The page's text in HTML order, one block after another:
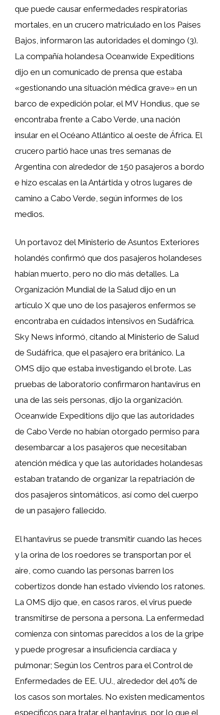
que puede causar enfermedades respiratorias
mortales, en un crucero matriculado en los Países
Bajos, informaron las autoridades el domingo (3).
La compañía holandesa Oceanwide Expeditions
dijo en un comunicado de prensa que estaba
«gestionando una situación médica grave» en un
barco de expedición polar, el MV Hondius, que se
encontraba frente a Cabo Verde, una nación
insular en el Océano Atlántico al oeste de África. El
crucero partió hace unas tres semanas de
Argentina con alrededor de 150 pasajeros a bordo
e hizo escalas en la Antártida y otros lugares de
camino a Cabo Verde, según informes de los
medios.
Un portavoz del Ministerio de Asuntos Exteriores
holandés confirmó que dos pasajeros holandeses
habían muerto, pero no dio más detalles. La
Organización Mundial de la Salud dijo en un
artículo X que uno de los pasajeros enfermos se
encontraba en cuidados intensivos en Sudáfrica.
Sky News informó, citando al Ministerio de Salud
de Sudáfrica, que el pasajero era británico. La
OMS dijo que estaba investigando el brote. Las
pruebas de laboratorio confirmaron hantavirus en
una de las seis personas, dijo la organización.
Oceanwide Expeditions dijo que las autoridades
de Cabo Verde no habían otorgado permiso para
desembarcar a los pasajeros que necesitaban
atención médica y que las autoridades holandesas
estaban tratando de organizar la repatriación de
dos pasajeros sintomáticos, así como del cuerpo
de un pasajero fallecido.
El hantavirus se puede transmitir cuando las heces
y la orina de los roedores se transportan por el
aire, como cuando las personas barren los
cobertizos donde han estado viviendo los ratones.
La OMS dijo que, en casos raros, el virus puede
transmitirse de persona a persona. La enfermedad
comienza con síntomas parecidos a los de la gripe
y puede progresar a insuficiencia cardíaca y
pulmonar; Según los Centros para el Control de
Enfermedades de EE. UU., alrededor del 40% de
los casos son mortales. No existen medicamentos
específicos para tratar el hantavirus, por lo que el